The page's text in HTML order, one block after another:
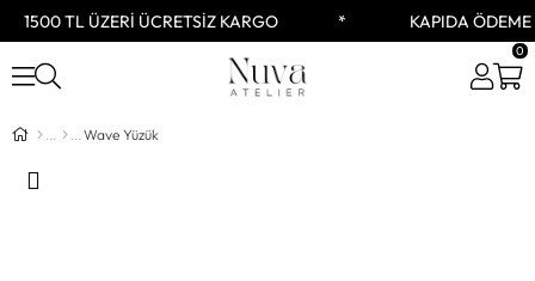
1500 TL ÜZERİ ÜCRETSİZ KARGO KAPIDA ÖDEME
0
Wave Yüzük